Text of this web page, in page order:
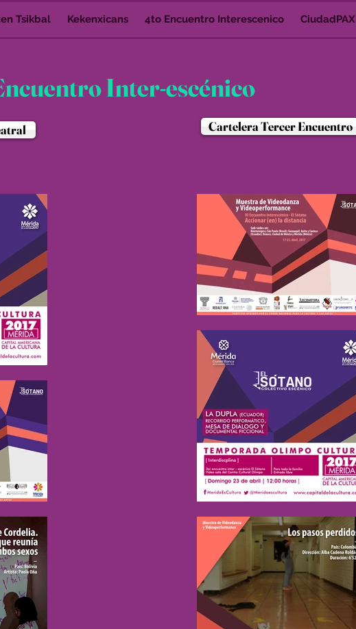
Tsikbal Kekenxicans 4to Encuentro Interescenico CiudadPAX
Inter-escénico
Cartelera Tercer Encuentro